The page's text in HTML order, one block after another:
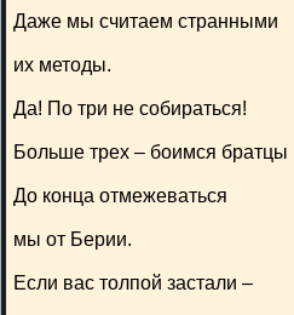
Даже мы считаем странными
их методы.
Да! По три не собираться!
Больше трех – боимся братцы
До конца отмежеваться
мы от Берии.
Если вас толпой застали –